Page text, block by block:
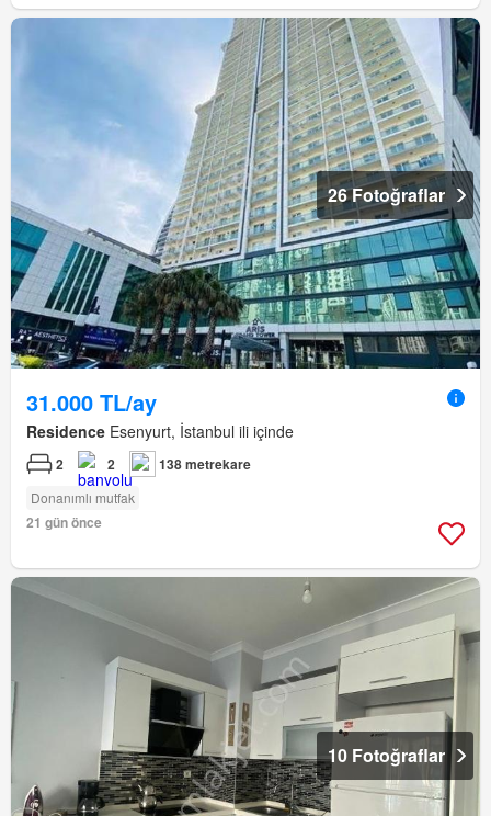
26 Fotoğraflar
31.000 TL/ay
Residence Esenyurt, İstanbul ili içinde
2 2 138 metrekare
Donanımlı mutfak
21 gün önce
10 Fotoğraflar